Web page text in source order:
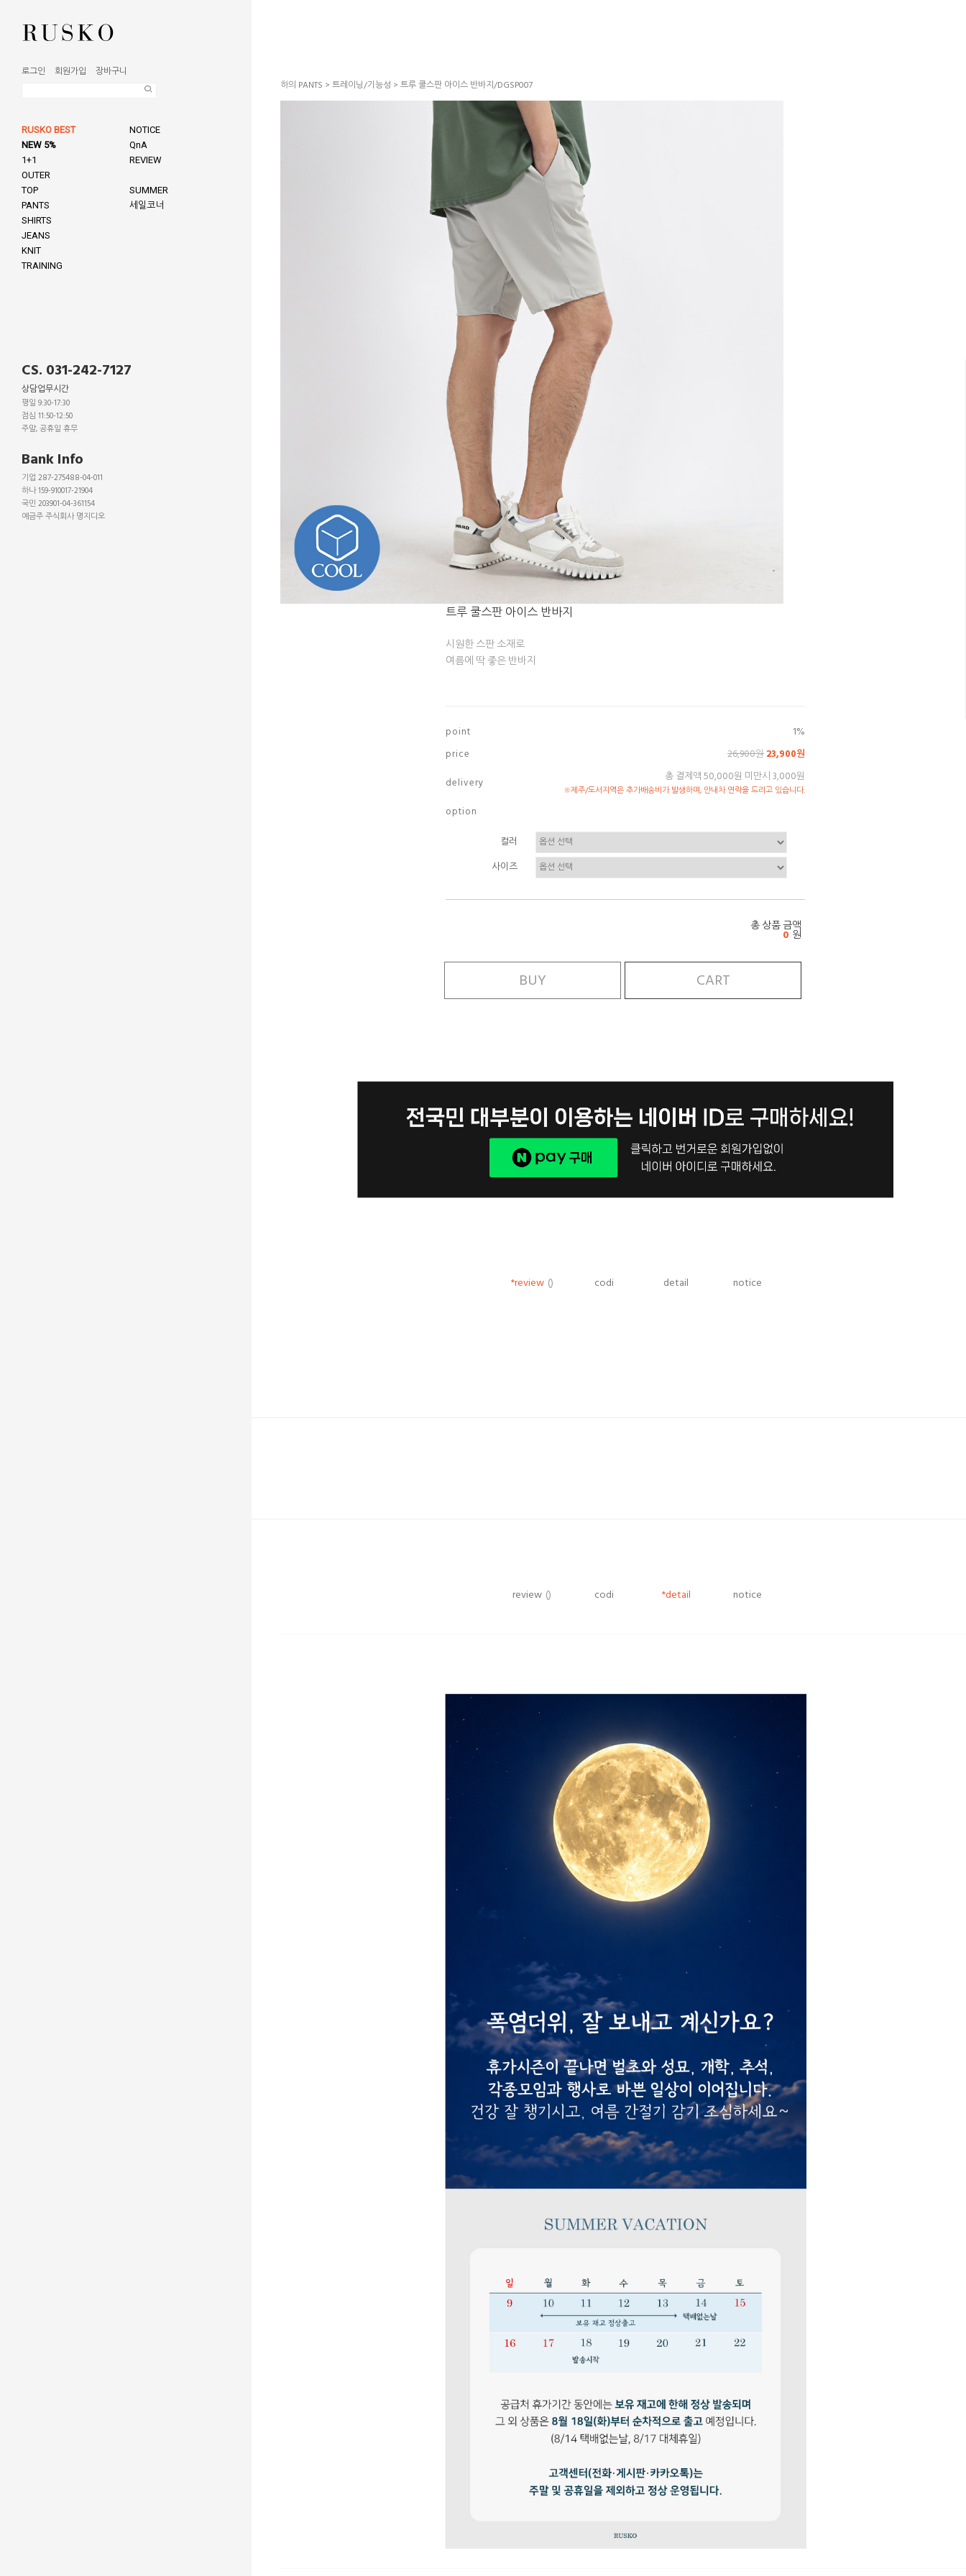
로그인 회원가입 장바구니
RUSKO BEST
NEW 5%
1+1
OUTER
TOP
PANTS
SHIRTS
JEANS
KNIT
TRAINING
NOTICE
QnA
REVIEW
SUMMER
세일코너
CS. 031-242-7127
상담업무시간
평일 9:30-17:30
점심 11:50-12:50
주말, 공휴일 휴무
Bank Info
기업 287-275488-04-011
하나 159-910017-21904
국민 203901-04-361154
예금주 주식회사 명지디오
하의 PANTS > 트레이닝/기능성 > 트루 쿨스판 아이스 반바지/DGSP007
트루 쿨스판 아이스 반바지
시원한 스판 소재로
여름에 딱 좋은 반바지
p o i n t
1%
p r i c e
26,900원23,900원
d e l i v e r y
총 결제액 50,000원 미만시 3,000원
※제주/도서지역은 추가배송비가 발생하며, 안내차 연락을 드리고 있습니다.
o p t i o n
컬러
사이즈
총 상품 금액
0 원
BUY CART
*review () codi detail notice
review () codi *detail notice